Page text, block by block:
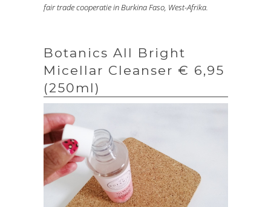
fair trade cooperatie in Burkina Faso, West-Afrika.
Botanics All Bright
Micellar Cleanser € 6,95
(250ml)